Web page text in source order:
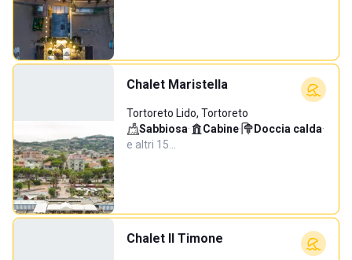
Chalet Maristella
Tortoreto Lido, Tortoreto
Sabbiosa· Cabine· Doccia calda·
e altri 15…
Chalet Il Timone